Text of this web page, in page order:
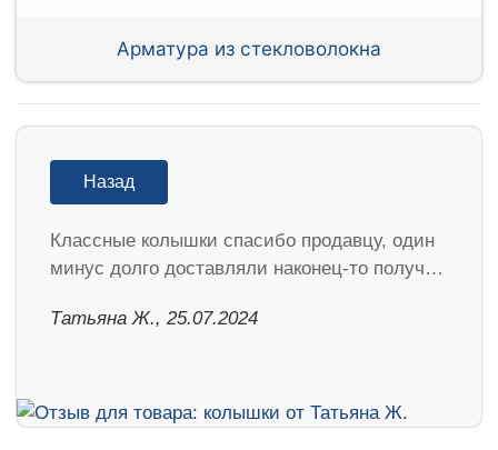
Арматура из стекловолокна
Назад
Классные колышки спасибо продавцу, один
минус долго доставляли наконец-то получ…
Татьяна Ж., 25.07.2024